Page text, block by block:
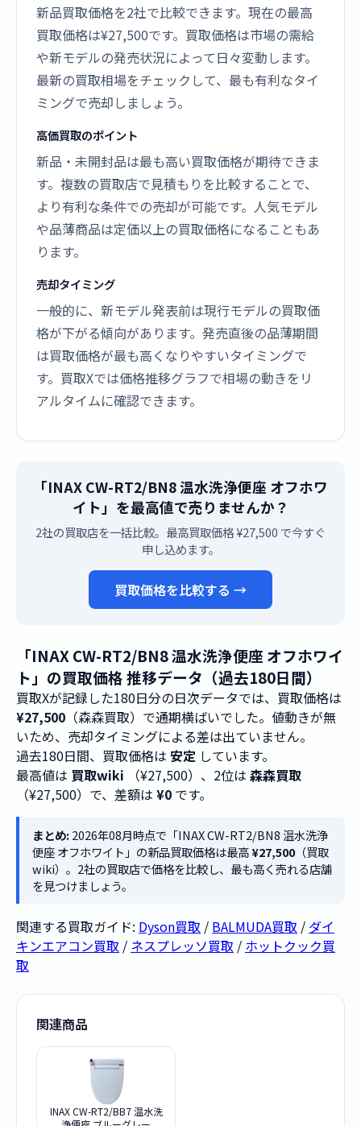
新品買取価格を2社で比較できます。現在の最高
買取価格は¥27,500です。買取価格は市場の需給
や新モデルの発売状況によって日々変動します。
最新の買取相場をチェックして、最も有利なタイ
ミングで売却しましょう。
高価買取のポイント
新品・未開封品は最も高い買取価格が期待できま
す。複数の買取店で見積もりを比較することで、
より有利な条件での売却が可能です。人気モデル
や品薄商品は定価以上の買取価格になることもあ
ります。
売却タイミング
一般的に、新モデル発表前は現行モデルの買取価
格が下がる傾向があります。発売直後の品薄期間
は買取価格が最も高くなりやすいタイミングで
す。買取Xでは価格推移グラフで相場の動きをリ
アルタイムに確認できます。
「INAX CW-RT2/BN8 温水洗浄便座 オフホワ
イト」を最高値で売りませんか？
2社の買取店を一括比較。最高買取価格 ¥27,500 で今すぐ
申し込めます。
買取価格を比較する →
「INAX CW-RT2/BN8 温水洗浄便座 オフホワイ
ト」の買取価格 推移データ（過去180日間）
買取Xが記録した180日分の日次データでは、買取価格は
¥27,500 （森森買取）で通期横ばいでした。値動きが無
いため、売却タイミングによる差は出ていません。
過去180日間、買取価格は 安定 しています。
最高値は 買取wiki （¥27,500）、2位は 森森買取
（¥27,500）で、差額は ¥0 です。
まとめ:2026年08月時点で「INAX CW-RT2/BN8 温水洗浄
便座 オフホワイト」の新品買取価格は最高¥27,500（買取
wiki）。2社の買取店で価格を比較し、最も高く売れる店舗
を見つけましょう。
関連する買取ガイド: Dyson買取 / BALMUDA買取 / ダイ
キンエアコン買取 / ネスプレッソ買取 / ホットクック買
取
関連商品
INAX CW-RT2/BB7 温水洗